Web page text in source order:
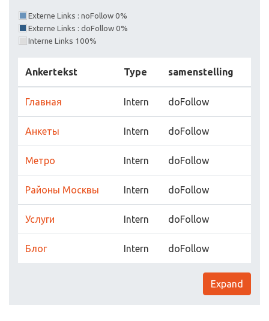
Externe Links : noFollow 0%
Externe Links : doFollow 0%
Interne Links 100%
Ankertekst Type samenstelling
Главная Intern doFollow
Анкеты Intern doFollow
Метро Intern doFollow
Районы Москвы Intern doFollow
Услуги Intern doFollow
Блог Intern doFollow
Expand